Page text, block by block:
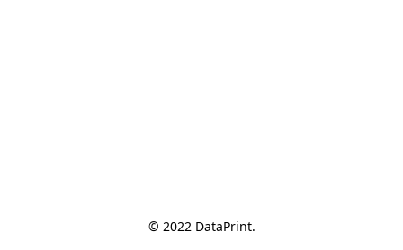
© 2022 DataPrint.